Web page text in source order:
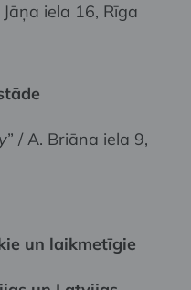
iela 16, Rīga
” / A. Briāna iela 9,
un laikmetīgie